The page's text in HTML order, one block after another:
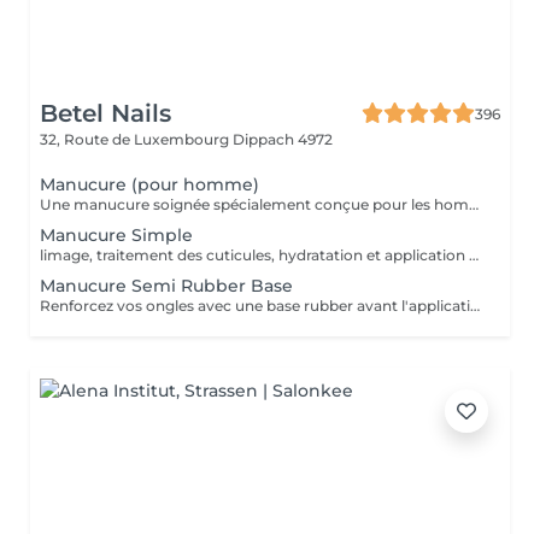
Betel Nails
396
32, Route de Luxembourg Dippach 4972
Manucure (pour homme)
Une manucure soignée spécialement conçue pour les hommes. Nettoyage des cuticules, limage des ongles, hydratation des mains, et finition naturelle. Idéal pour une apparence propre et professionnelle.
Manucure Simple
limage, traitement des cuticules, hydratation et application d'un vernis transparent ou coloré classique. Parfait pour un entretien régulier.
Manucure Semi Rubber Base
Renforcez vos ongles avec une base rubber avant l'application du vernis semi-permanent. Idéal pour les ongles mous ou fragiles, ce service offre une meilleure tenue et un aspect plus lisse.